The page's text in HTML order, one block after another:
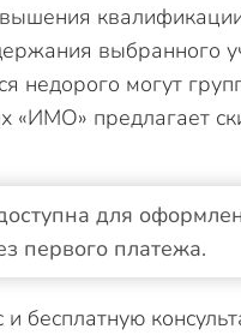
выбранного
недорого могут
«ИМО» предлагает
для
первого платежа.
бесплатную